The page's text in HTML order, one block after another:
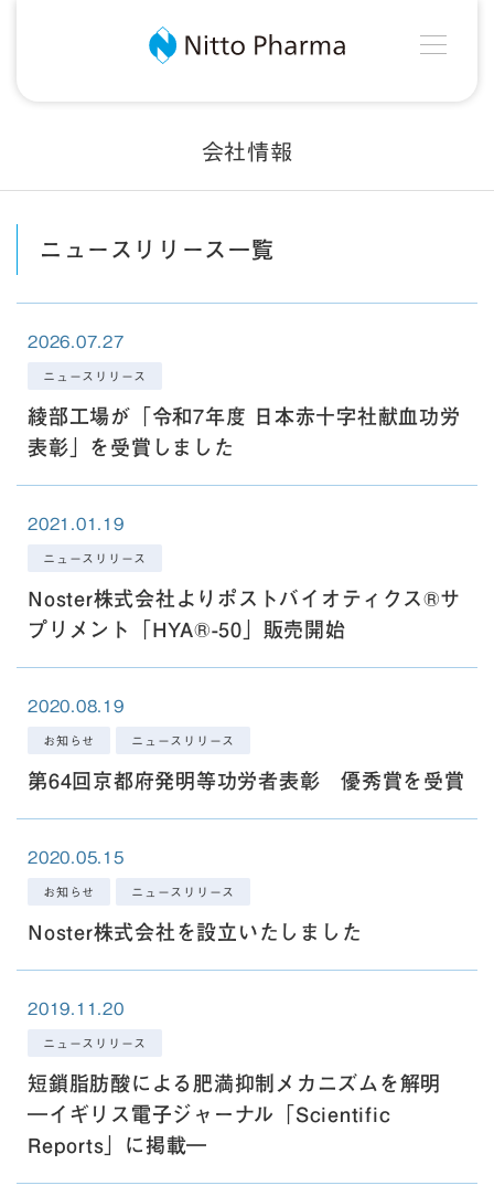
Nitto Pharma
会社情報
ニュースリリース一覧
2026.07.27
ニュースリリース
綾部工場が「令和7年度 日本赤十字社献血功労
表彰」を受賞しました
2021.01.19
ニュースリリース
Noster株式会社よりポストバイオティクス®サ
プリメント「HYA®-50」販売開始
2020.08.19
お知らせ ニュースリリース
第64回京都府発明等功労者表彰 優秀賞を受賞
2020.05.15
お知らせ ニュースリリース
Noster株式会社を設立いたしました
2019.11.20
ニュースリリース
短鎖脂肪酸による肥満抑制メカニズムを解明
―イギリス電子ジャーナル「Scientific
Reports」に掲載―